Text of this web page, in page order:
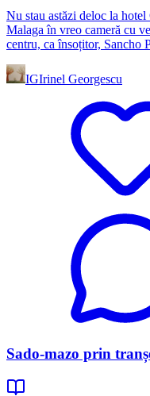
Nu stau astăzi deloc la
Malaga în vreo cameră cu
centru, ca însoțitor, Sancho
IGIrinel Georgescu
Sado-mazo prin